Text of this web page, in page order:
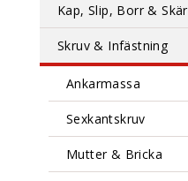
Kap, Slip, Borr & Skär
Skruv & Infästning
Ankarmassa
Sexkantskruv
Mutter & Bricka